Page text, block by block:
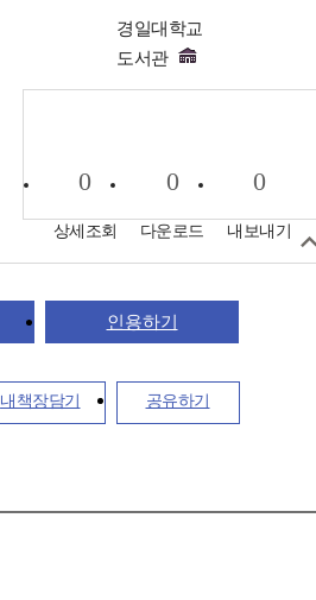
경일대학교
도서관
0
상세조회
0
다운로드
0
내보내기
인용하기
내책장담기 공유하기